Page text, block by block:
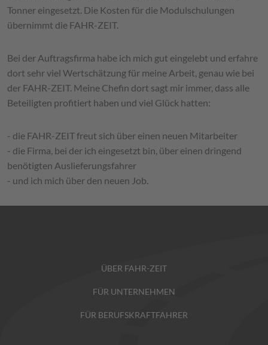
Tonner eingesetzt. Die Kosten für die Modulschulungen
übernimmt die FAHR-ZEIT.
Bei der Auftragsfirma habe ich mich gut eingelebt und erfahre
dort sehr viel Wertschätzung für meine Arbeit, genau wie bei
der FAHR-ZEIT. Meine Chefin dort sagt mir immer, dass alle
Beteiligten profitiert haben und viel Glück hatten:
- die FAHR-ZEIT freut sich über einen neuen Mitarbeiter
- die Firma, bei der ich eingesetzt bin, über einen dringend
benötigten Auslieferungsfahrer
- und ich mich über den neuen Job.
ÜBER FAHR-ZEIT
FÜR UNTERNEHMEN
FÜR BERUFSKRAFTFAHRER